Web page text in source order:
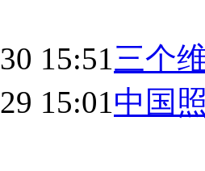
15:51三个
15:01中国